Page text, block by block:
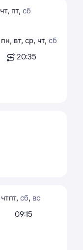
чт, пт, сб
пн, вт, ср, чт, сб
20:35
чтпт, сб, вс
09:15